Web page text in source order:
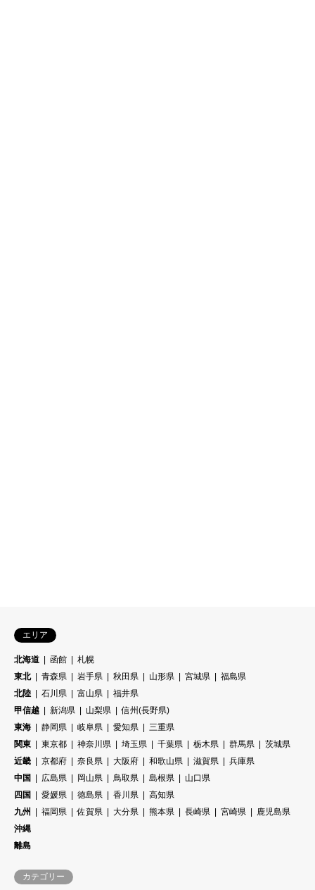
エリア
北海道 函館
札幌
東北
青森県 岩手県 秋田県 山形県 宮城県
福島県
北陸
石川県 富山県
福井県
甲信越
新潟県 山梨県
信州(長野県)
東海
静岡県 岐阜県 愛知県
三重県
関東
東京都 神奈川県 埼玉県 千葉県 栃木県 群馬県
茨城県
近畿
京都府 奈良県 大阪府 和歌山県 滋賀県
兵庫県
中国
広島県 岡山県 鳥取県 島根県
山口県
四国
愛媛県 徳島県 香川県
高知県
九州
福岡県 佐賀県 大分県 熊本県 長崎県 宮崎県
鹿児島県
沖縄
離島
カテゴリー